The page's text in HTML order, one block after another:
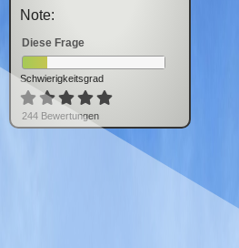
Note:
Diese Frage
Schwierigkeitsgrad
244 Bewertungen